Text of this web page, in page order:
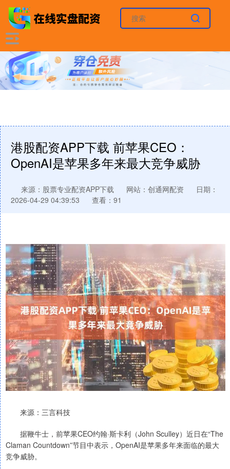
港股配资APP下载 前苹果CEO：
OpenAI是苹果多年来最大竞争威胁
来源：股票专业配资APP下载 网站：创通网配资
日期：
2026-04-29 04:39:53
查看：91
来源：三言科技
据鞭牛士，前苹果CEO约翰·斯卡利（John Sculley）近日在“The
Claman Countdown”节目中表示，OpenAI是苹果多年来面临的最大
竞争威胁。